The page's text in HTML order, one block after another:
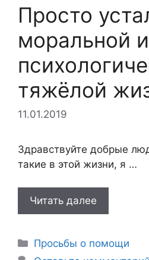
Просто
моральной и
тяжёлой
11.01.2019
Здравствуйте добрые
такие в этой жизни, я …
Читать далее
Рубрики
Просьбы о помощи